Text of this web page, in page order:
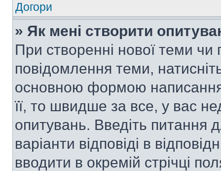
Догори
» Як мені створити
При створенні нової теми чи
повідомлення теми,
основною формою
її, то швидше за все, у вас
опитувань. Введіть питання
варіанти відповіді в
вводити в окремій стрічці